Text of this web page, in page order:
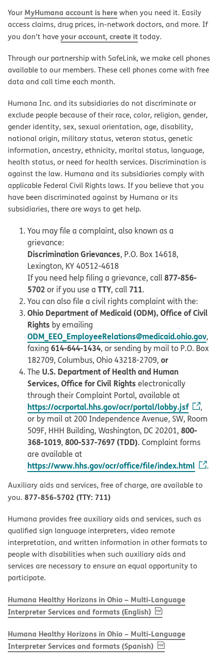
Your MyHumana account is herewhen you need it. Easily
access claims, drug prices, in-network doctors, and more. If
you don’t haveyour account, create ittoday.
Through our partnership with SafeLink, we make cell phones
available to our members. These cell phones come with free
data and call time each month.
Humana Inc. and its subsidiaries do not discriminate or
exclude people because of their race, color, religion, gender,
gender identity, sex, sexual orientation, age, disability,
national origin, military status, veteran status, genetic
information, ancestry, ethnicity, marital status, language,
health status, or need for health services. Discrimination is
against the law. Humana and its subsidiaries comply with
applicable Federal Civil Rights laws. If you believe that you
have been discriminated against by Humana or its
subsidiaries, there are ways to get help.
You may file a complaint, also known as a
grievance:
Discrimination Grievances, P.O. Box 14618,
Lexington, KY 40512-4618
If you need help filing a grievance, call877-856-
5702 or if you use a TTY, call 711.
You can also file a civil rights complaint with the:
Ohio Department of Medicaid (ODM), Office of Civil
Rights by emailing
ODM_EEO_EmployeeRelations@medicaid.ohio.gov,
faxing 614-644-1434, or sending by mail to P.O. Box
182709, Columbus, Ohio 43218-2709, or
The U.S. Department of Health and Human
Services, Office for Civil Rights electronically
through their Complaint Portal, available at
https://ocrportal.hhs.gov/ocr/portal/lobby.jsf
,
or by mail at 200 Independence Avenue, SW, Room
509F, HHH Building, Washington, DC 20201, 800-
368-1019, 800-537-7697 (TDD). Complaint forms
are available at
https://www.hhs.gov/ocr/office/file/index.html .
Auxiliary aids and services, free of charge, are available to
you. 877-856-5702 (TTY: 711)
Humana provides free auxiliary aids and services, such as
qualified sign language interpreters, video remote
interpretation, and written information in other formats to
people with disabilities when such auxiliary aids and
services are necessary to ensure an equal opportunity to
participate.
Humana Healthy Horizons in Ohio – Multi-Language
Interpreter Services and formats (English), PDF(opens in new
Humana Healthy Horizons in Ohio – Multi-Language
Interpreter Services and formats (Spanish), PDF(opens in new